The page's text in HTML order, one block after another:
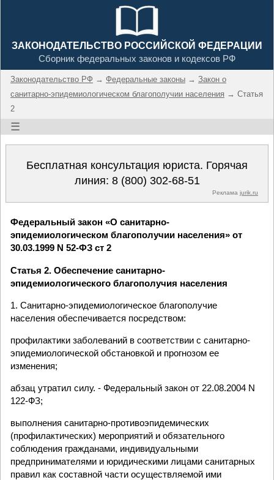
ЗАКОНОДАТЕЛЬСТВО РОССИЙСКОЙ ФЕДЕРАЦИИ
Сборник федеральных законов и кодексов РФ
Законодательство РФ → Федеральные законы → Закон о
санитарно-эпидемиологическом благополучии населения → Статья
2
☰
Бесплатная консультация юриста. Горячая
линия: 8 (800) 302-68-51
Реклама jurik.ru
Федеральный закон «О санитарно-
эпидемиологическом благополучии населения» от
30.03.1999 N 52-ФЗ ст 2
Статья 2. Обеспечение санитарно-
эпидемиологического благополучия населения
1. Санитарно-эпидемиологическое благополучие
населения обеспечивается посредством:
профилактики заболеваний в соответствии с санитарно-
эпидемиологической обстановкой и прогнозом ее
изменения;
абзац утратил силу. - Федеральный закон от 22.08.2004 N
122-ФЗ;
выполнения санитарно-противоэпидемических
(профилактических) мероприятий и обязательного
соблюдения гражданами, индивидуальными
предпринимателями и юридическими лицами санитарных
правил как составной части осуществляемой ими